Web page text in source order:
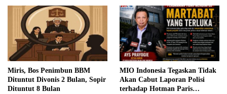
Miris, Bos Penimbun BBM
Dituntut Divonis 2 Bulan, Sopir
Dituntut 8 Bulan
MIO Indonesia Tegaskan Tidak
Akan Cabut Laporan Polisi
terhadap Hotman Paris